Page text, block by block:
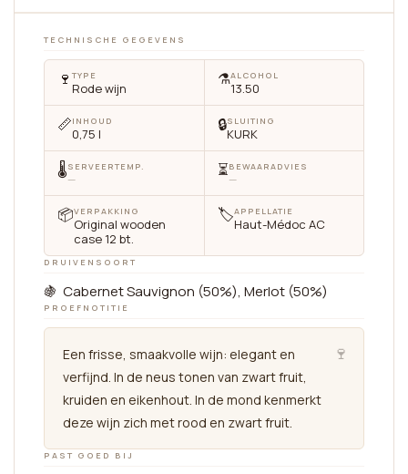
TECHNISCHE GEGEVENS
🍷 TYPE
Rode wijn ⚗️ALCOHOL
13.50
📏INHOUD
0,75 l 🔒SLUITING
KURK
🌡SERVEERTEMP.
— ⏳BEWAARADVIES
—
📦VERPAKKING
Original wooden
case 12 bt.
🏷APPELLATIE
Haut-Médoc AC
DRUIVENSOORT
🍇 Cabernet Sauvignon (50%), Merlot (50%)
PROEFNOTITIE
🍷
Een frisse, smaakvolle wijn: elegant en
verfijnd. In de neus tonen van zwart fruit,
kruiden en eikenhout. In de mond kenmerkt
deze wijn zich met rood en zwart fruit.
PAST GOED BIJ